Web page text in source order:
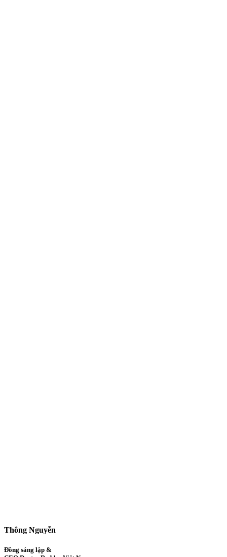
Thông Nguyễn
Đồng sáng lập &